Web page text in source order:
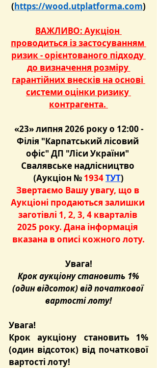
(https://wood.utplatforma.com)
ВАЖЛИВО: Аукціон
проводиться із застосуванням
ризик - орієнтованого підходу
до визначення розміру
гарантійних внесків на основі
системи оцінки ризику
контрагента.
«23» липня 2026 року о 12:00 -
Філія "Карпатський лісовий
офіс" ДП "Ліси України"
Свалявське надлісництво
(Аукціон № 1934 ТУТ)
Звертаємо Вашу увагу, що в
Аукціоні продаються залишки
заготівлі 1, 2, 3, 4 кварталів
2025 року. Дана інформація
вказана в описі кожного лоту.
Увага!
Крок аукціону становить 1%
(один відсоток) від початкової
вартості лоту!
Увага!
Крок аукціону становить 1%
(один відсоток) від початкової
вартості лоту!